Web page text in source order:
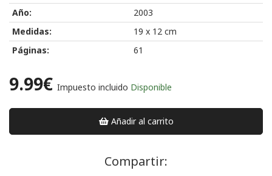
Año:
2003
Medidas:
19 x 12 cm
Páginas:
61
9.99€ Impuesto incluido Disponible
Añadir al carrito
Compartir: